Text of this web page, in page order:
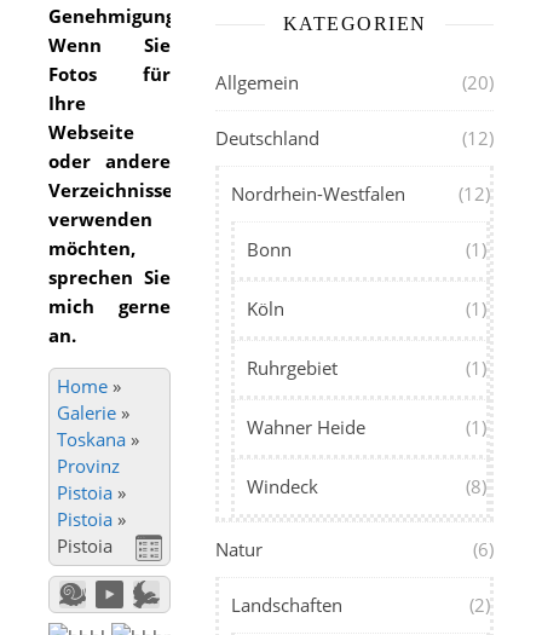
Genehmigung.
Wenn Sie
Fotos für
Ihre
Webseite
oder andere
Verzeichnisse
verwenden
möchten,
sprechen Sie
mich gerne
an.
Home »
Galerie »
Toskana »
Provinz
Pistoia »
Pistoia »
Pistoia
KATEGORIEN
Allgemein (20)
Deutschland (12)
Nordrhein-Westfalen (12)
Bonn (1)
Köln (1)
Ruhrgebiet (1)
Wahner Heide (1)
Windeck (8)
Natur (6)
Landschaften (2)